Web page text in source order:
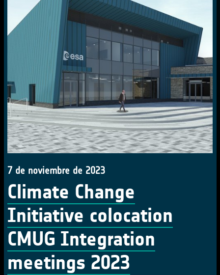
7 de noviembre de 2023
Climate Change
Initiative colocation
CMUG Integration
meetings 2023